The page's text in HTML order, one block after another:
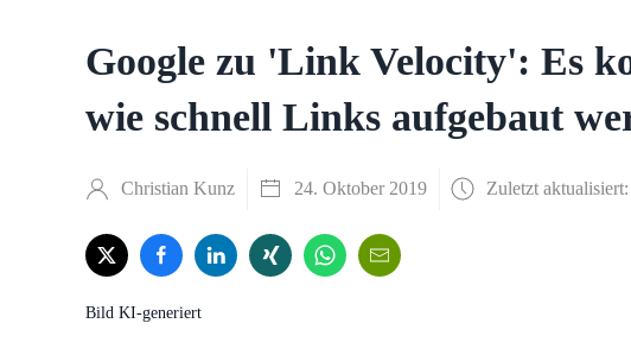
Google zu 'Link Velocity': Es
wie schnell Links aufgebaut
Christian Kunz 24. Oktober 2019 Zuletzt
Bild KI-generiert